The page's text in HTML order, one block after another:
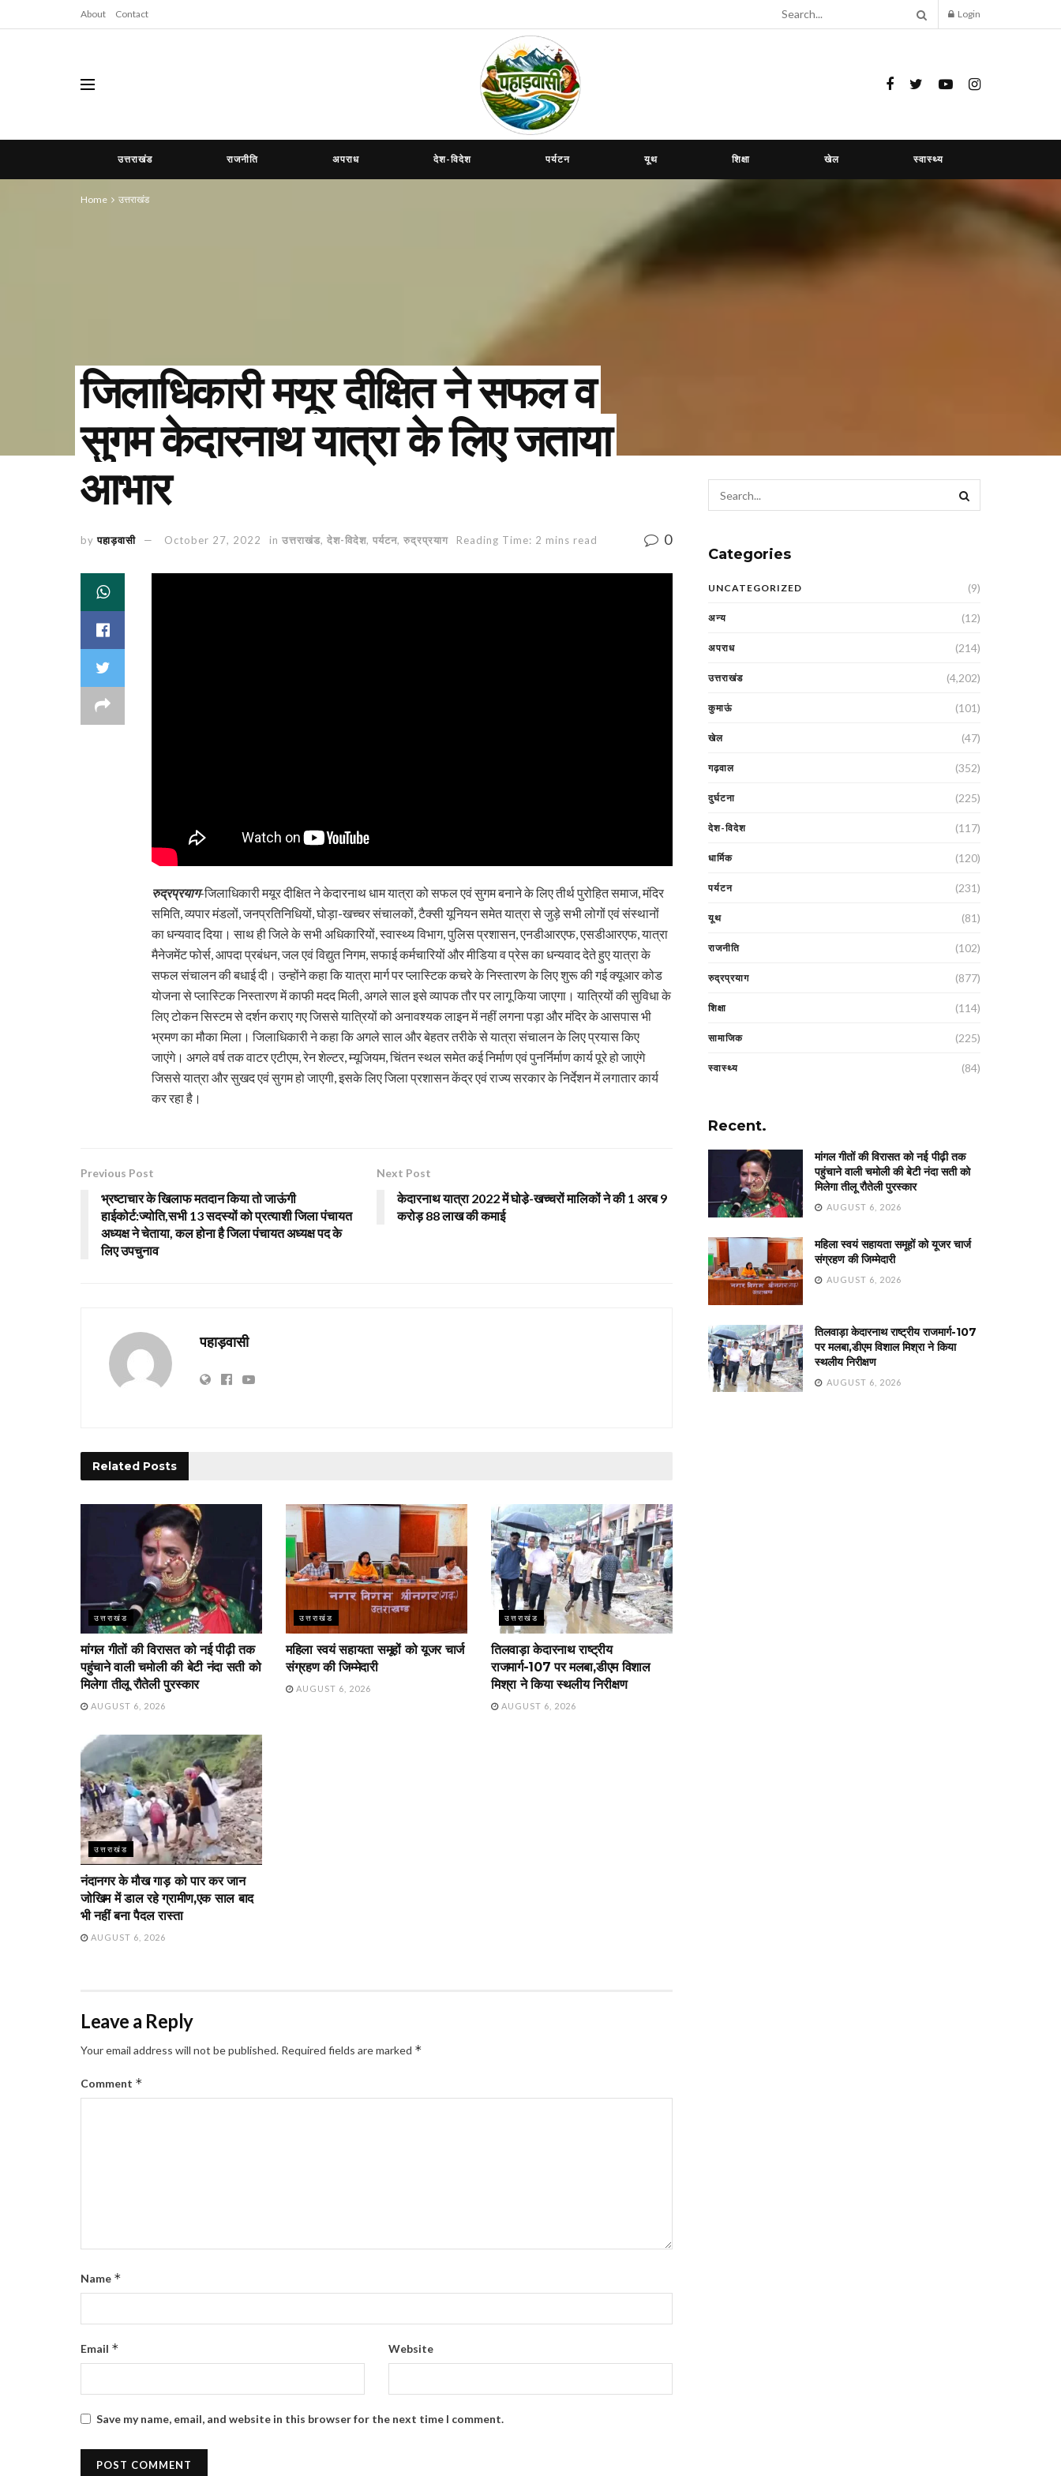
About Contact Login
उत्तराखंड राजनीति अपराध देश-विदेश पर्यटन यूथ शिक्षा खेल स्वास्थ्य
Home उत्तराखंड
जिलाधिकारी मयूर दीक्षित ने सफल व
सुगम केदारनाथ यात्रा के लिए जताया
आभार
by पहाड़वासी October 27, 2022 in उत्तराखंड, देश-विदेश, पर्यटन, रुद्रप्रयाग Reading Time: 2 mins read 0
रुद्रप्रयाग-जिलाधिकारी मयूर दीक्षित ने केदारनाथ धाम यात्रा को सफल एवं सुगम बनाने के लिए तीर्थ पुरोहित समाज, मंदिर
समिति, व्यपार मंडलों, जनप्रतिनिधियों, घोड़ा-खच्चर संचालकों, टैक्सी यूनियन समेत यात्रा से जुड़े सभी लोगों एवं संस्थानों
का धन्यवाद दिया। साथ ही जिले के सभी अधिकारियों, स्वास्थ्य विभाग, पुलिस प्रशासन, एनडीआरएफ, एसडीआरएफ, यात्रा
मैनेजमेंट फोर्स, आपदा प्रबंधन, जल एवं विद्युत निगम, सफाई कर्मचारियों और मीडिया व प्रेस का धन्यवाद देते हुए यात्रा के
सफल संचालन की बधाई दी। उन्होंने कहा कि यात्रा मार्ग पर प्लास्टिक कचरे के निस्तारण के लिए शुरू की गई क्यूआर कोड
योजना से प्लास्टिक निस्तारण में काफी मदद मिली, अगले साल इसे व्यापक तौर पर लागू किया जाएगा। यात्रियों की सुविधा के
लिए टोकन सिस्टम से दर्शन कराए गए जिससे यात्रियों को अनावश्यक लाइन में नहीं लगना पड़ा और मंदिर के आसपास भी
भ्रमण का मौका मिला। जिलाधिकारी ने कहा कि अगले साल और बेहतर तरीके से यात्रा संचालन के लिए प्रयास किए
जाएंगे। अगले वर्ष तक वाटर एटीएम, रेन शेल्टर, म्यूजियम, चिंतन स्थल समेत कई निर्माण एवं पुनर्निर्माण कार्य पूरे हो जाएंगे
जिससे यात्रा और सुखद एवं सुगम हो जाएगी, इसके लिए जिला प्रशासन केंद्र एवं राज्य सरकार के निर्देशन में लगातार कार्य
कर रहा है।
Previous Post
भ्रष्टाचार के खिलाफ मतदान किया तो जाऊंगी
हाईकोर्ट:ज्योति,सभी 13 सदस्यों को प्रत्याशी जिला पंचायत
अध्यक्ष ने चेताया, कल होना है जिला पंचायत अध्यक्ष पद के
लिए उपचुनाव
Next Post
केदारनाथ यात्रा 2022 में घोडे़-खच्चरों मालिकों ने की 1 अरब 9
करोड़ 88 लाख की कमाई
पहाड़वासी
Related Posts
उत्तराखंड
मांगल गीतों की विरासत को नई पीढ़ी तक
पहुंचाने वाली चमोली की बेटी नंदा सती को
मिलेगा तीलू रौतेली पुरस्कार
AUGUST 6, 2026
उत्तराखंड
महिला स्वयं सहायता समूहों को यूजर चार्ज
संग्रहण की जिम्मेदारी
AUGUST 6, 2026
उत्तराखंड
तिलवाड़ा केदारनाथ राष्ट्रीय
राजमार्ग-107 पर मलबा,डीएम विशाल
मिश्रा ने किया स्थलीय निरीक्षण
AUGUST 6, 2026
उत्तराखंड
नंदानगर के मौख गाड़ को पार कर जान
जोखिम में डाल रहे ग्रामीण,एक साल बाद
भी नहीं बना पैदल रास्ता
AUGUST 6, 2026
Leave a Reply
Your email address will not be published. Required fields are marked *
Comment *
Name *
Email * Website
Save my name, email, and website in this browser for the next time I comment.
Categories
UNCATEGORIZED (9)
अन्य (12)
अपराध (214)
उत्तराखंड (4,202)
कुमाऊं (101)
खेल (47)
गढ़वाल (352)
दुर्घटना (225)
देश-विदेश (117)
धार्मिक (120)
पर्यटन (231)
यूथ (81)
राजनीति (102)
रुद्रप्रयाग (877)
शिक्षा (114)
सामाजिक (225)
स्वास्थ्य (84)
Recent.
मांगल गीतों की विरासत को नई पीढ़ी तक
पहुंचाने वाली चमोली की बेटी नंदा सती को
मिलेगा तीलू रौतेली पुरस्कार
AUGUST 6, 2026
महिला स्वयं सहायता समूहों को यूजर चार्ज
संग्रहण की जिम्मेदारी
AUGUST 6, 2026
तिलवाड़ा केदारनाथ राष्ट्रीय राजमार्ग-107
पर मलबा,डीएम विशाल मिश्रा ने किया
स्थलीय निरीक्षण
AUGUST 6, 2026